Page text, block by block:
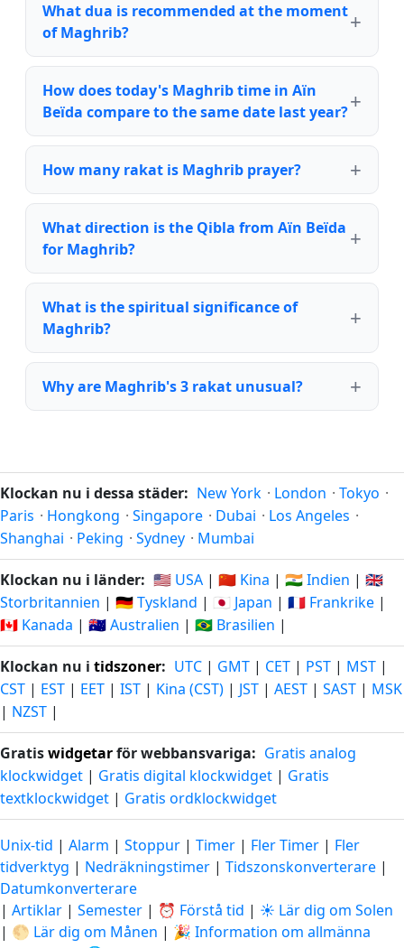
What dua is recommended at the moment
of Maghrib?
How does today's Maghrib time in Aïn
Beïda compare to the same date last year?
How many rakat is Maghrib prayer?
What direction is the Qibla from Aïn Beïda
for Maghrib?
What is the spiritual significance of
Maghrib?
Why are Maghrib's 3 rakat unusual?
Klockan nu i dessa städer: New York · London · Tokyo ·
Paris · Hongkong · Singapore · Dubai · Los Angeles ·
Shanghai · Peking · Sydney · Mumbai
Klockan nu i länder: 🇺🇸 USA | 🇨🇳 Kina | 🇮🇳 Indien | 🇬🇧
Storbritannien | 🇩🇪 Tyskland | 🇯🇵 Japan | 🇫🇷 Frankrike |
🇨🇦 Kanada | 🇦🇺 Australien | 🇧🇷 Brasilien |
Klockan nu i tidszoner: UTC | GMT | CET | PST | MST |
CST | EST | EET | IST | Kina (CST) | JST | AEST | SAST | MSK
| NZST |
Gratiswidgetarför webbansvariga: Gratis analog
klockwidget | Gratis digital klockwidget | Gratis
textklockwidget | Gratis ordklockwidget
Unix-tid | Alarm | Stoppur | Timer | Fler Timer | Fler
tidverktyg | Nedräkningstimer | Tidszonskonverterare |
Datumkonverterare
| Artiklar | Semester | ⏰ Förstå tid | ☀️ Lär dig om Solen
| 🌕 Lär dig om Månen | 🎉 Information om allmänna